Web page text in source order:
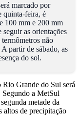
marcado por
quinta-feira, é
100 mm e 200 mm
as orientações
não
partir de sábado, as
do sol.
Grande do Sul será
Segundo a MetSul
metade da
altos de precipitação